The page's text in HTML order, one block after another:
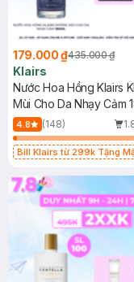
179.000 ₫435.000 ₫
Klairs
Nước Hoa Hồng Klairs
Mùi Cho Da Nhạy Cảm
4.8 (148)
Bill Klairs từ 299k Tặng
25ml (SL Có Hạn)